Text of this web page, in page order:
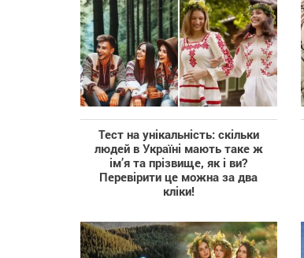
Тест на унікальність: скільки
людей в Україні мають таке ж
ім’я та прізвище, як і ви?
Перевірити це можна за два
кліки!